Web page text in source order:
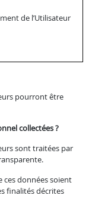
de l’Utilisateur
pourront être
collectées ?
sont traitées par
ces données soient
finalités décrites